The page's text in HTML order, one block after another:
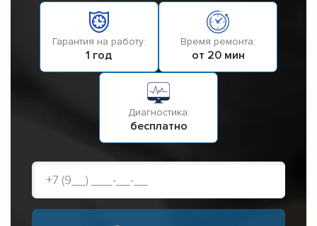
Гарантия на работу:
1 год
Время ремонта:
от 20 мин
Диагностика:
бесплатно